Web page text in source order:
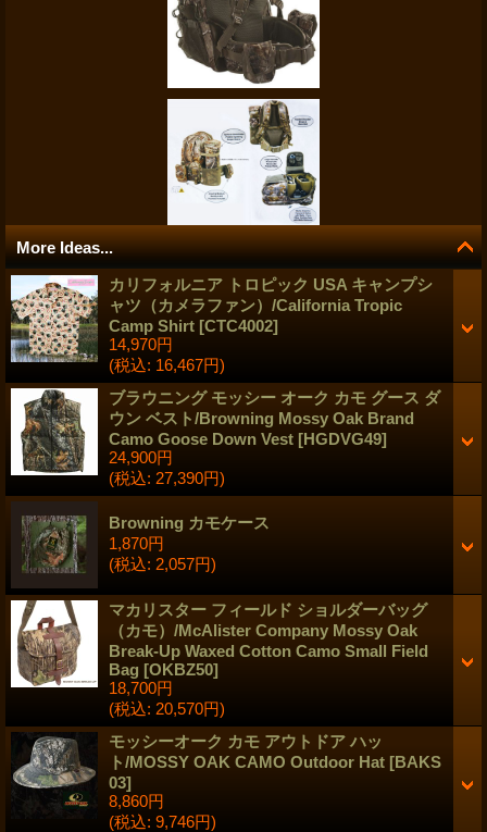
More Ideas...
カリフォルニア トロピック USA キャンプシ
ャツ（カメラファン）/California Tropic
Camp Shirt [CTC4002]
14,970円
(税込: 16,467円)
ブラウニング モッシー オーク カモ グース ダ
ウン ベスト/Browning Mossy Oak Brand
Camo Goose Down Vest [HGDVG49]
24,900円
(税込: 27,390円)
Browning カモケース
1,870円
(税込: 2,057円)
マカリスター フィールド ショルダーバッグ
（カモ）/McAlister Company Mossy Oak
Break-Up Waxed Cotton Camo Small Field
Bag [OKBZ50]
18,700円
(税込: 20,570円)
モッシーオーク カモ アウトドア ハッ
ト/MOSSY OAK CAMO Outdoor Hat [BAKS
03]
8,860円
(税込: 9,746円)